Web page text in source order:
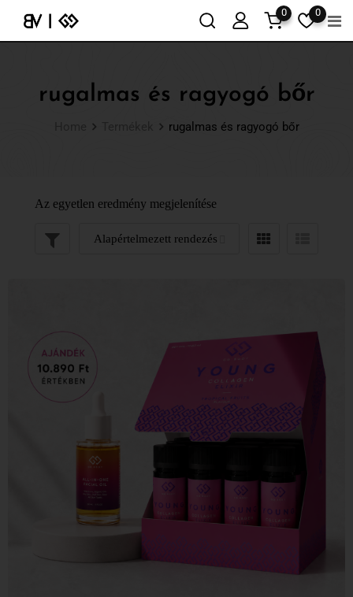
0
0
rugalmas és ragyogó bőr
rugalmas és ragyogó bőr
Az egyetlen eredmény megjelenítése